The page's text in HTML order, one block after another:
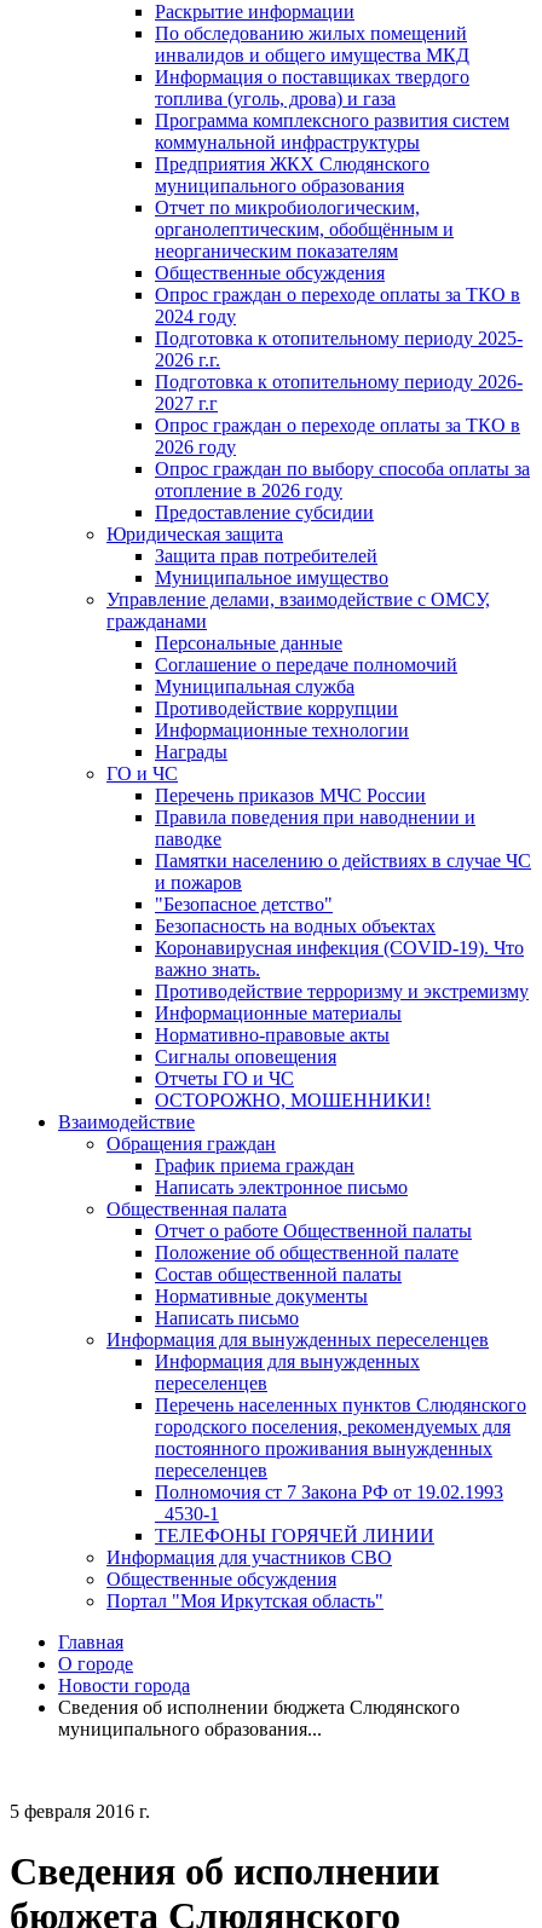
Раскрытие информации
По обследованию жилых помещений
инвалидов и общего имущества МКД
Информация о поставщиках твердого
топлива (уголь, дрова) и газа
Программа комплексного развития систем
коммунальной инфраструктуры
Предприятия ЖКХ Слюдянского
муниципального образования
Отчет по микробиологическим,
органолептическим, обобщённым и
неорганическим показателям
Общественные обсуждения
Опрос граждан о переходе оплаты за ТКО в
2024 году
Подготовка к отопительному периоду 2025-
2026 г.г.
Подготовка к отопительному периоду 2026-
2027 г.г
Опрос граждан о переходе оплаты за ТКО в
2026 году
Опрос граждан по выбору способа оплаты за
отопление в 2026 году
Предоставление субсидии
Юридическая защита
Защита прав потребителей
Муниципальное имущество
Управление делами, взаимодействие с ОМСУ,
гражданами
Персональные данные
Соглашение о передаче полномочий
Муниципальная служба
Противодействие коррупции
Информационные технологии
Награды
ГО и ЧС
Перечень приказов МЧС России
Правила поведения при наводнении и
паводке
Памятки населению о действиях в случае ЧС
и пожаров
"Безопасное детство"
Безопасность на водных объектах
Коронавирусная инфекция (COVID-19). Что
важно знать.
Противодействие терроризму и экстремизму
Информационные материалы
Нормативно-правовые акты
Сигналы оповещения
Отчеты ГО и ЧС
ОСТОРОЖНО, МОШЕННИКИ!
Взаимодействие
Обращения граждан
График приема граждан
Написать электронное письмо
Общественная палата
Отчет о работе Общественной палаты
Положение об общественной палате
Состав общественной палаты
Нормативные документы
Написать письмо
Информация для вынужденных переселенцев
Информация для вынужденных
переселенцев
Перечень населенных пунктов Слюдянского
городского поселения, рекомендуемых для
постоянного проживания вынужденных
переселенцев
Полномочия ст 7 Закона РФ от 19.02.1993
_4530-1
ТЕЛЕФОНЫ ГОРЯЧЕЙ ЛИНИИ
Информация для участников СВО
Общественные обсуждения
Портал "Моя Иркутская область"
Главная
О городе
Новости города
Сведения об исполнении бюджета Слюдянского
муниципального образования...
5 февраля 2016 г.
Сведения об исполнении
бюджета Слюдянского